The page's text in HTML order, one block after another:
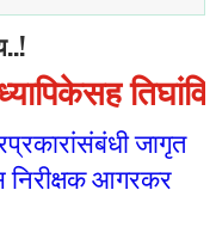
जागृत
निरीक्षक आगरकर